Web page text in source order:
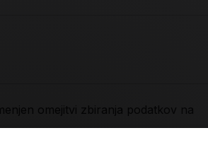
omejitvi zbiranja podatkov na